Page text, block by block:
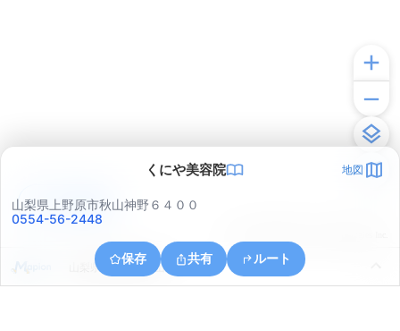
くにや美容院 地図
山梨県上野原市秋山神野６４００
0554-56-2448
保存 共有 ルート
山梨県上野原市秋山
アプリで見る